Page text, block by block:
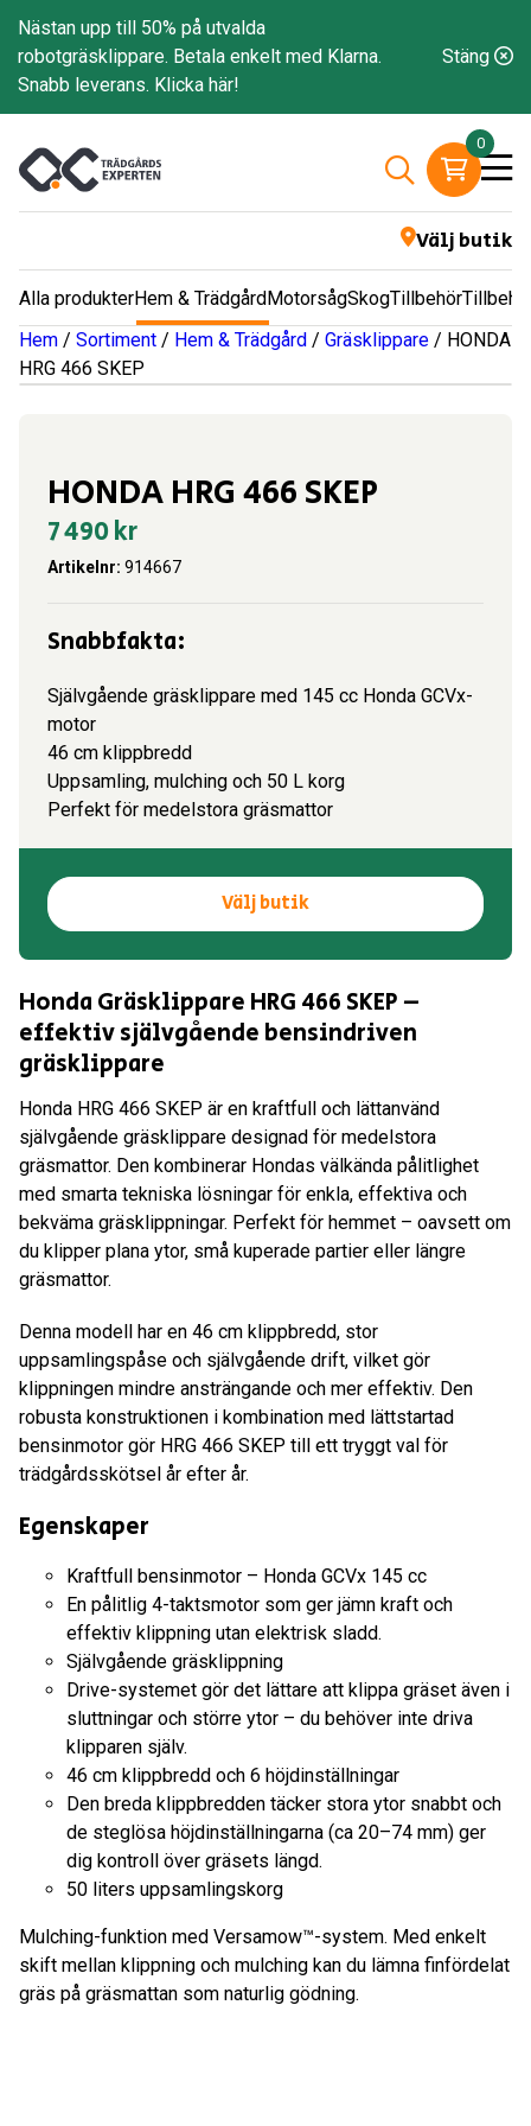
Nästan upp till 50% på utvalda
robotgräsklippare. Betala enkelt med Klarna.
Snabb leverans. Klicka här!
Stäng
0
Välj butik
Alla produkterHem & TrädgårdMotorsågSkogTillbehör
Hem / Sortiment / Hem & Trädgård / Gräsklippare / HONDA
HRG 466 SKEP
HONDA HRG 466 SKEP
7 490kr
Artikelnr: 914667
Snabbfakta:
Självgående gräsklippare med 145 cc Honda GCVx-
motor
46 cm klippbredd
Uppsamling, mulching och 50 L korg
Perfekt för medelstora gräsmattor
Välj butik
Honda Gräsklippare HRG 466 SKEP –
effektiv självgående bensindriven
gräsklippare
Honda HRG 466 SKEP är en kraftfull och lättanvänd
självgående gräsklippare designad för medelstora
gräsmattor. Den kombinerar Hondas välkända pålitlighet
med smarta tekniska lösningar för enkla, effektiva och
bekväma gräsklippningar. Perfekt för hemmet – oavsett om
du klipper plana ytor, små kuperade partier eller längre
gräsmattor.
Denna modell har en 46 cm klippbredd, stor
uppsamlingspåse och självgående drift, vilket gör
klippningen mindre ansträngande och mer effektiv. Den
robusta konstruktionen i kombination med lättstartad
bensinmotor gör HRG 466 SKEP till ett tryggt val för
trädgårdsskötsel år efter år.
Egenskaper
Kraftfull bensinmotor – Honda GCVx 145 cc
En pålitlig 4-taktsmotor som ger jämn kraft och
effektiv klippning utan elektrisk sladd.
Självgående gräsklippning
Drive-systemet gör det lättare att klippa gräset även i
sluttningar och större ytor – du behöver inte driva
klipparen själv.
46 cm klippbredd och 6 höjdinställningar
Den breda klippbredden täcker stora ytor snabbt och
de steglösa höjdinställningarna (ca 20–74 mm) ger
dig kontroll över gräsets längd.
50 liters uppsamlingskorg
Mulching-funktion med Versamow™-system. Med enkelt
skift mellan klippning och mulching kan du lämna finfördelat
gräs på gräsmattan som naturlig gödning.